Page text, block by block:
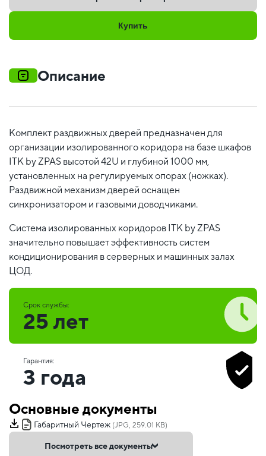
Купить
Описание
Комплект раздвижных дверей предназначен для
организации изолированного коридора на базе шкафов
ITK by ZPAS высотой 42U и глубиной 1000 мм,
установленных на регулируемых опорах (ножках).
Раздвижной механизм дверей оснащен
синхронизатором и газовыми доводчиками.
Система изолированных коридоров ITK by ZPAS
значительно повышает эффективность систем
кондиционирования в серверных и машинных залах
ЦОД.
Срок службы:
25 лет
Гарантия:
3 года
Основные документы
Габаритный Чертеж (JPG, 259.01 KB)
Посмотреть все документы